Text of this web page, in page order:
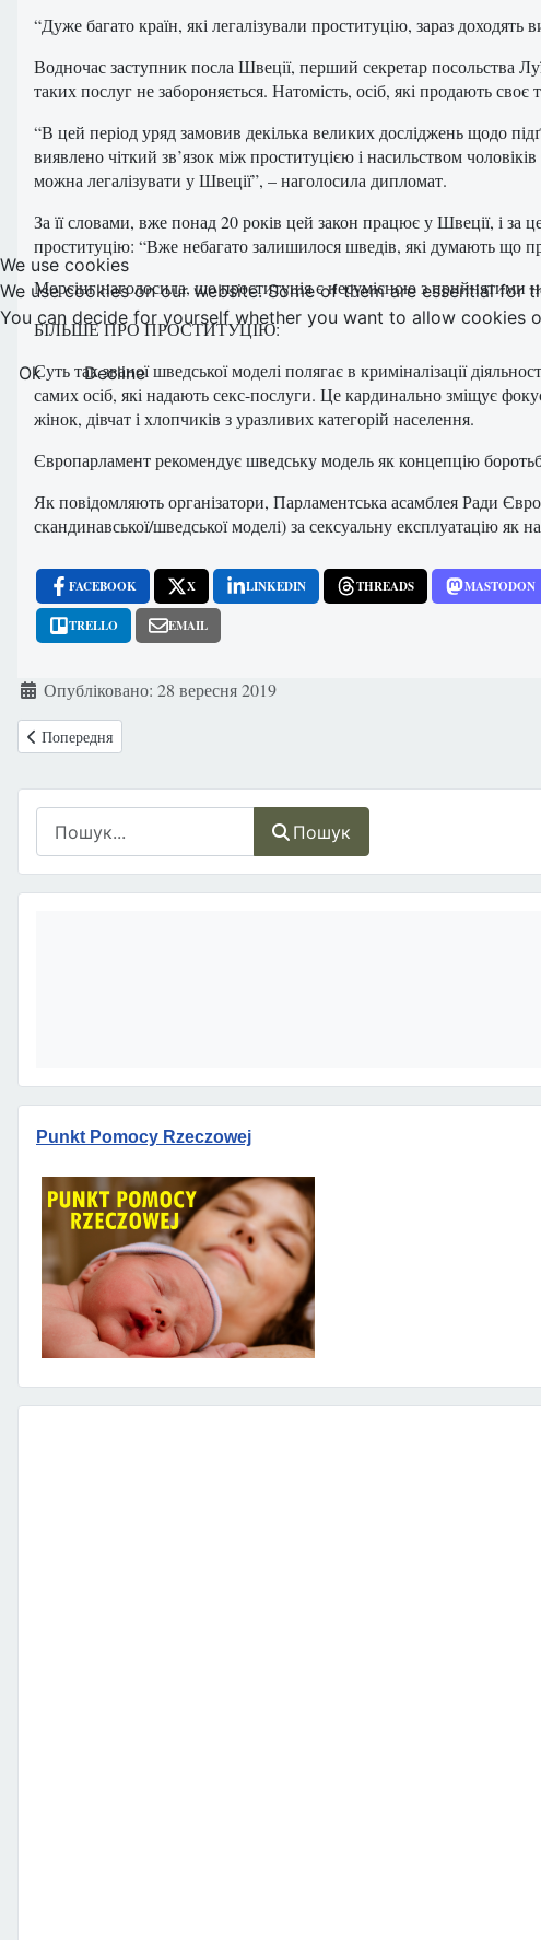
Пошук
Punkt Pomocy Rzeczowej
“Дуже багато країн, які легалізували проституцію, зараз
Водночас заступник посла Швеції, перший секретар посольства
таких послуг не забороняється. Натомість, осіб, які продають
“В цей період уряд замовив декілька великих досліджень щодо
виявлено чіткий зв’язок між проституцією і насильством
можна легалізувати у Швеції”, – наголосила дипломат.
За її словами, вже понад 20 років цей закон працює у Швеції, і за
проституцію: “Вже небагато залишилося шведів, які думають що
Морсінг наголосила, що проституція є несумісною з
БІЛЬШЕ ПРО ПРОСТИТУЦІЮ:
Суть так званої шведської моделі полягає в криміналізації
самих осіб, які надають секс-послуги. Це кардинально зміщує
жінок, дівчат і хлопчиків з уразливих категорій населення.
Європарламент рекомендує шведську модель як концепцію
Як повідомляють організатори, Парламентська асамблея Ради
скандинавської/шведської моделі) за сексуальну експлуатацію
FACEBOOK X LINKEDIN THREADS MASTODON
TRELLO EMAIL
ДеталіОпубліковано: 28 вересня 2019
Попередня стаття: АНГЛІЯ: Гендер як обов’язковий предмет у школах
Попередня
We use cookies
We use cookies on our website. Some of them are essential
You can decide for yourself whether you want to allow cookies
Ok
Decline